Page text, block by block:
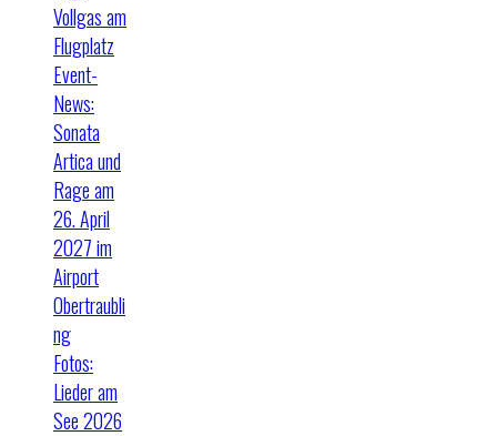
Vollgas am
Flugplatz
Event-
News:
Sonata
Artica und
Rage am
26. April
2027 im
Airport
Obertraubli
ng
Fotos:
Lieder am
See 2026